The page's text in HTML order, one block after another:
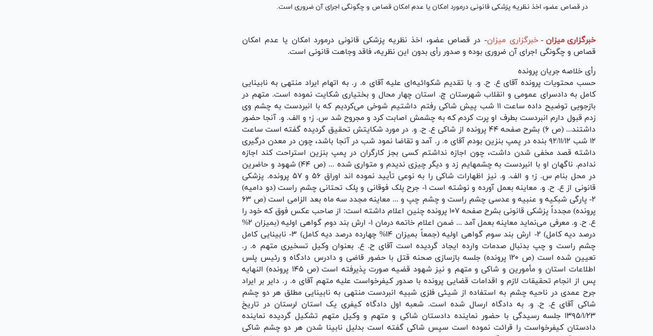
در قصاص عضو، اخذ نظریه پزشکی قانونی درمورد امکان یا عدم امکان قصاص و چگونگی اجرای آن ضروری است.
خبرگزاری میزان - خبرگزاری میزان- در قصاص عضو، اخذ نظریه پزشکی قانونی درمورد امکان یا عدم امکان
قصاص و چگونگی اجرای آن ضروری بوده و صدور رأی بدون این نظریه، فاقد وجاهت قانونی است.
رأی خلاصه جریان پرونده
حسب محتویات پرونده آقای ع. ح. و. با تقدیم شکوائیه‌ای علیه آقای ه. ر. به اتهام ایراد منتهی به نابینایی
کامل به دادسرای عمومی و انقلاب شهرستان چ. استان چهار محال و بختیاری شکایت نموده است. متهم در
بازجویی توضیح داده ساعت ۱۱ شب پیش شاکی رفتم داشتیم شوخی می‌کردیم که با انبردست به چشم وی
زدم قبول دارم انبردست بطرف او پرت کردم که به چشمش اصابت کرد و مجروح شد س. ز؛ و الف. و. آنجا حضور
داشتند... (ص ۶) بشرح صفحه ۴۴ پرونده از شاکی ع. ح. و. در مورد شکایتش تحقیق گردیده گفته است ساعت
۱۲ شب ۹۲/۱۱/۱۲ بنده در پمپ بنزین بودم آقای ه. ر. آمد و تقاضا نمود شب در آنجا باشد، چون در معدن درگیری
داشته قصد مخفی شدن داشت، چون اجازه نداشتم کسی بجز کارگران در پمپ بنزین استراحت کند اجازه
ندادم. ناگهان او با انبردست به چشمهایم زد و دیگر چیزی ندیدم و متواری شده ... (ص ۴۴) شهود و حاضرین
در محل بنام س. ز؛ و الف. و. نیز اظهارات شاکی را به نوعی تأیید نموده اند اوراق ۵۶ و ۵۷ پرونده. پزشکی
قانونی از ع. ح. و. معاینه بعمل آورده و نوشته است ۱- جرح پلک فوقانی و پلک تحتانی چشم راست (دو دامیه)
۲- پارگی شبکیه و عنبیه و عدسی چشم راست و چشم چپ و ... معاینه مجدد سه ماه بعد الزامی است (ص ۶۳
پرونده) مجدداً پزشکی قانونی بشرح صفحه ۱۰۷ پرونده چنین اعلام داشته است: از صاحب عکس فوق که خود را
ع. ح. و. معرفی می‌نماید معاینه بعمل آمد ... ضمن اعلام خاتمه درمان ۱- ارش بند دوم گواهی اولیه (بمیزان ۲%
درصد دیه کامل) ۲- ارش بند سوم گواهی اولیه (جمعاً بمیزان ۱۴% چهارده درصد دیه کامل) ۳- نابینایی کامل
چشم راست و چپ بدنبال صدمات وارده ایجاد گردیده است آقای ح. ع. بعنوان وکیل تسخیری متهم ه. ر.
تعیین شده است (ص ۱۲۰ پرونده) جلسه بازسازی صحنه قتل با حضور قاضی و دادرس دادگاه و رئیس پلس
اطلاعات استان و مأمورین و شاکی و متهم و نیز شهود قضیه صورت پذیرفته است (ص ۱۴۵ پرونده) النهایه
پس از انجام تحقیقات لازم و اقدامات قضایی پرونده با صدور کیفرخواست علیه متهم آقای ه. ر. دایر بر ایراد
جرح عمدی در ناحیه چشم به استفاده از شیئی فلزی شبیه انبردست منتهی به نابینایی مطلق هر دو چشم
شاکی آقای ع. ح. و. به دادگاه ارسال شده است. شعبه اول دادگاه کیفری یک استان لرستان در تاریخ
۱۳۹۵/۱/۲۳ جلسه رسیدگی با حضور نماینده دادستان شاکی و متهم و وکیل متهم تشکیل گردیده نماینده
دادستان کیفرخواست را قرائت نموده است سپس شاکی گفته است بدلیل نابینا شدن هر دو چشم شاکی